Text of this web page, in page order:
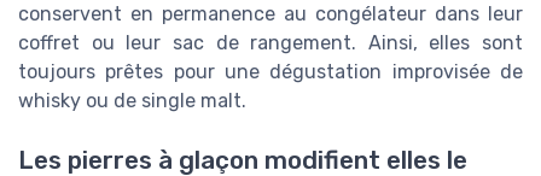
conservent en permanence au congélateur dans leur
coffret ou leur sac de rangement. Ainsi, elles sont
toujours prêtes pour une dégustation improvisée de
whisky ou de single malt.
Les pierres à glaçon modifient elles le